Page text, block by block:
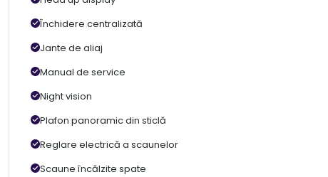
Închidere centralizată
Jante de aliaj
Manual de service
Night vision
Plafon panoramic din sticlă
Reglare electrică a scaunelor
Scaune încălzite spate